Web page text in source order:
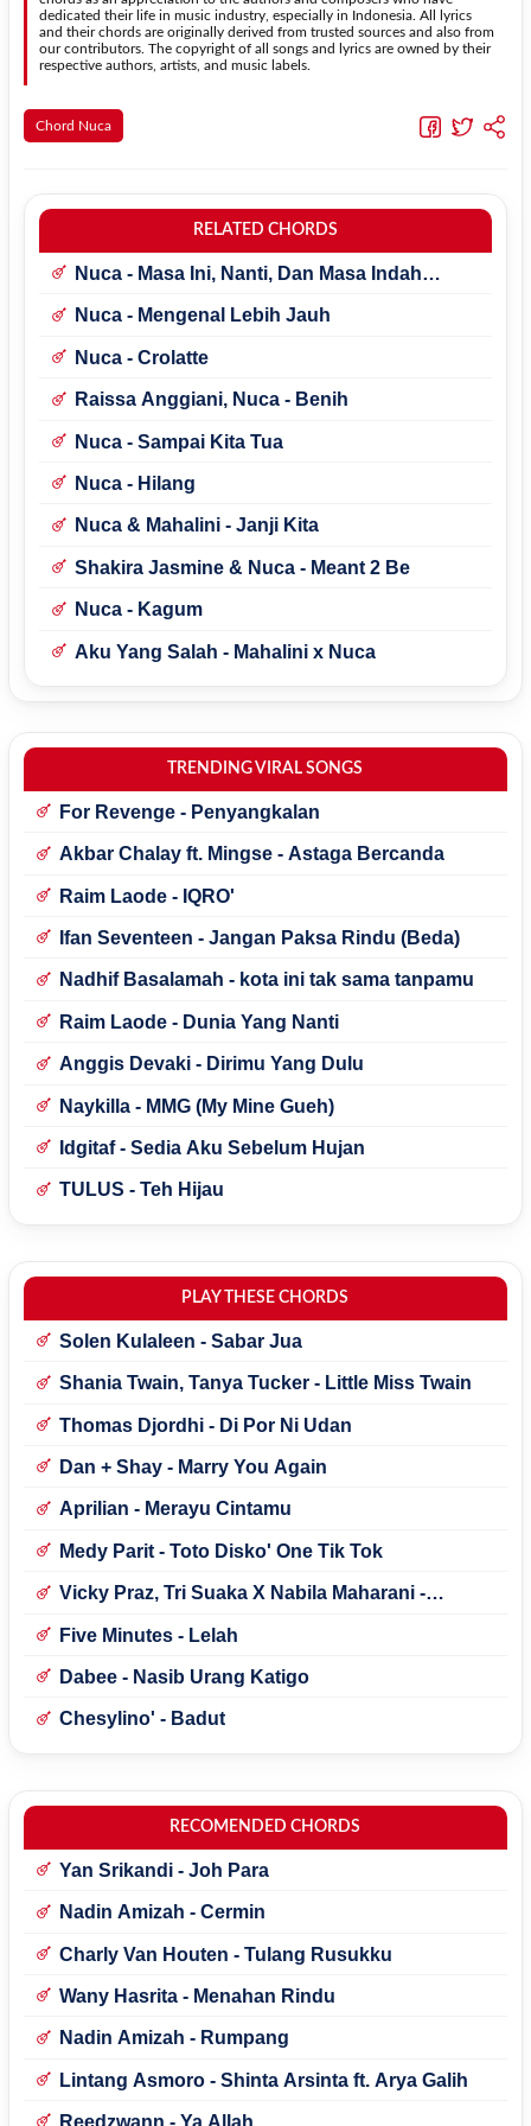
dedicated their life in music industry, especially in Indonesia. All lyrics
and their chords are originally derived from trusted sources and also from
our contributors. The copyright of all songs and lyrics are owned by their
respective authors, artists, and music labels.
Chord Nuca
RELATED CHORDS
Nuca - Masa Ini, Nanti, Dan Masa Indah
Nuca - Mengenal Lebih Jauh
Nuca - Crolatte
Raissa Anggiani, Nuca - Benih
Nuca - Sampai Kita Tua
Nuca - Hilang
Nuca & Mahalini - Janji Kita
Shakira Jasmine & Nuca - Meant 2 Be
Nuca - Kagum
Aku Yang Salah - Mahalini x Nuca
TRENDING VIRAL SONGS
For Revenge - Penyangkalan
Akbar Chalay ft. Mingse - Astaga Bercanda
Raim Laode - IQRO'
Ifan Seventeen - Jangan Paksa Rindu (Beda)
Nadhif Basalamah - kota ini tak sama tanpamu
Raim Laode - Dunia Yang Nanti
Anggis Devaki - Dirimu Yang Dulu
Naykilla - MMG (My Mine Gueh)
Idgitaf - Sedia Aku Sebelum Hujan
TULUS - Teh Hijau
PLAY THESE CHORDS
Solen Kulaleen - Sabar Jua
Shania Twain, Tanya Tucker - Little Miss Twain
Thomas Djordhi - Di Por Ni Udan
Dan + Shay - Marry You Again
Aprilian - Merayu Cintamu
Medy Parit - Toto Disko' One Tik Tok
Vicky Praz, Tri Suaka X Nabila Maharani -
Five Minutes - Lelah
Dabee - Nasib Urang Katigo
Chesylino' - Badut
RECOMENDED CHORDS
Yan Srikandi - Joh Para
Nadin Amizah - Cermin
Charly Van Houten - Tulang Rusukku
Wany Hasrita - Menahan Rindu
Nadin Amizah - Rumpang
Lintang Asmoro - Shinta Arsinta ft. Arya Galih
Reedzwann - Ya Allah